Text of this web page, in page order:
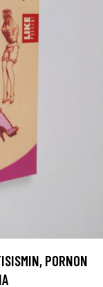
PORNON